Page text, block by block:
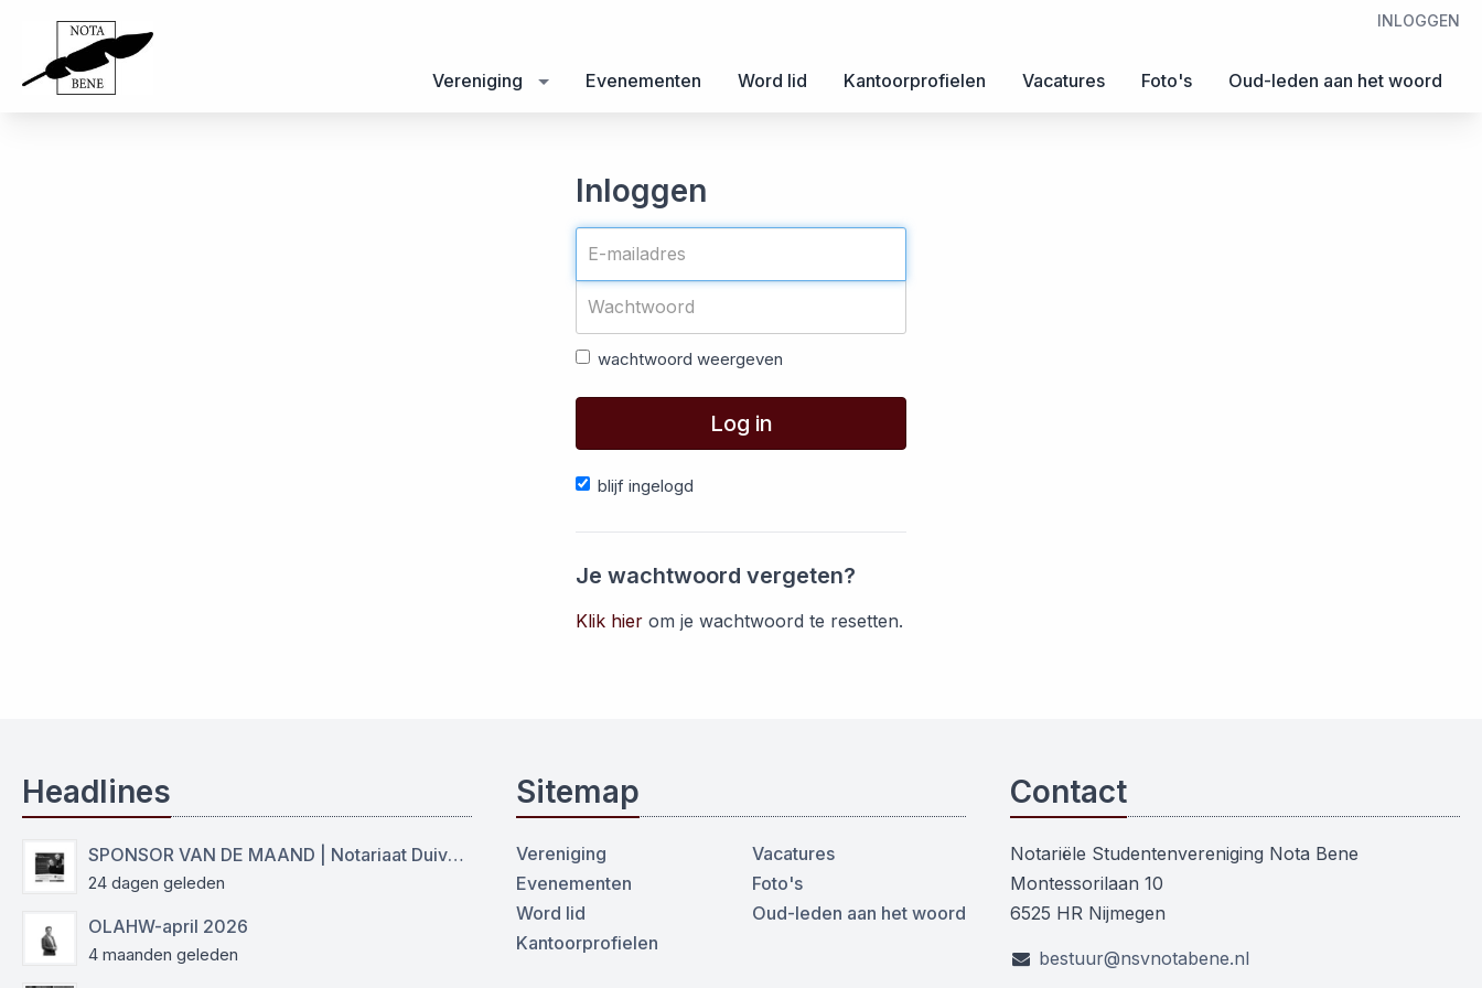
INLOGGEN
Vereniging Evenementen Word lid Kantoorprofielen Vacatures Foto's Oud-leden aan het woord
Inloggen
wachtwoord weergeven
Log in
blijf ingelogd
Je wachtwoord vergeten?
Klik hier om je wachtwoord te resetten.
Headlines
SPONSOR VAN DE MAAND | Notariaat Duiven Westervoort
24 dagen geleden
OLAHW-april 2026
4 maanden geleden
Sitemap
Vereniging
Evenementen
Word lid
Kantoorprofielen
Vacatures
Foto's
Oud-leden aan het woord
Contact
Notariële Studentenvereniging Nota Bene
Montessorilaan 10
6525 HR Nijmegen
bestuur@nsvnotabene.nl